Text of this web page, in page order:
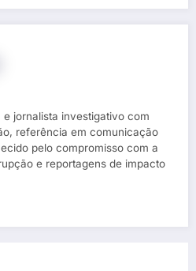
jornalista investigativo com
referência em comunicação
pelo compromisso com a
e reportagens de impacto